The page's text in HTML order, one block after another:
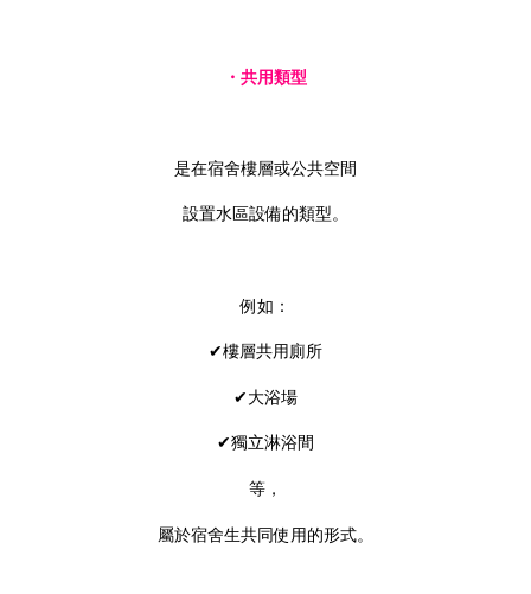
・共用類型
是在宿舍樓層或公共空間
設置水區設備的類型。
例如：
✔樓層共用廁所
✔大浴場
✔獨立淋浴間
等，
屬於宿舍生共同使用的形式。